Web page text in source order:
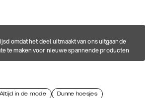
omdat het deel uitmaakt van ons uitgaande
te maken voor nieuwe spannende producten
Altijd in de mode
Dunne hoesjes